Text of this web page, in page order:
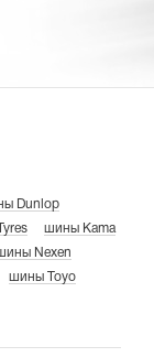
Dunlop
шины Kama
Nexen
шины Toyo